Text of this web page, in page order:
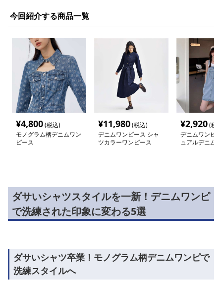
今回紹介する商品一覧
¥4,800(税込)
モノグラム柄デニムワン
ピース
¥11,980(税込)
デニムワンピース シャ
ツカラーワンピース
¥2,920(税
デニムワンピ
ュアルデニム
ダサいシャツスタイルを一新！デニムワンピ
で洗練された印象に変わる5選
ダサいシャツ卒業！モノグラム柄デニムワンピで
洗練スタイルへ